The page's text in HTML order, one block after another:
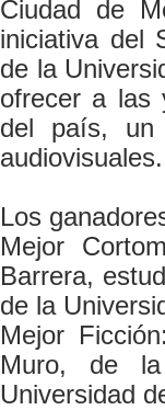
Ciudad de
iniciativa del
de la
ofrecer a las
del país, un
audiovisuales.
Los
Mejor
Barrera,
de la
Mejor
Muro, de
Universidad